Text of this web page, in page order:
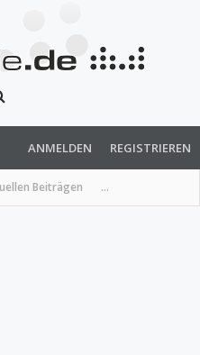
Beiträgen ...
ANMELDEN REGISTRIEREN